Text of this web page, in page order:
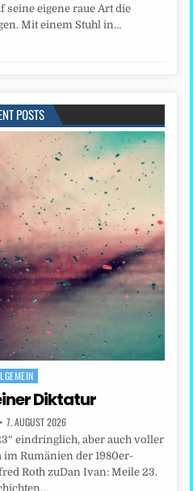
seine eigene raue Art die
Mit einem Stuhl in…
POSTS
Diktatur
7. AUGUST 2026
eindringlich, aber auch voller
Rumänien der 1980er-
Roth zuDan Ivan: Meile 23.